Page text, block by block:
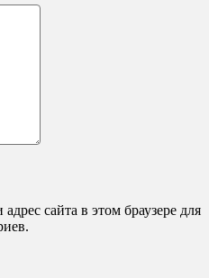
сайта в этом браузере для